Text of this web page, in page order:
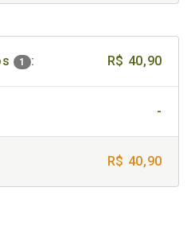
1 : R$ 40,90
-
R$ 40,90